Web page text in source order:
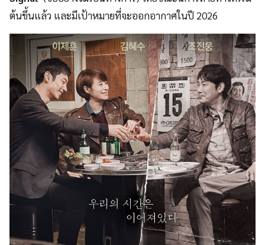
ต้นขึ้นแล้ว และมีเป้าหมายที่จะออกอากาศในปี 2026